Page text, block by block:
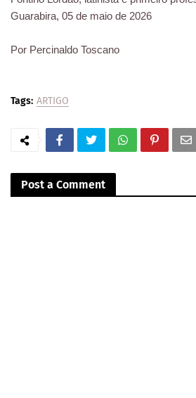
Guarabira, 05 de maio de 2026
Por Percinaldo Toscano
Tags: ARTIGO
Post a Comment